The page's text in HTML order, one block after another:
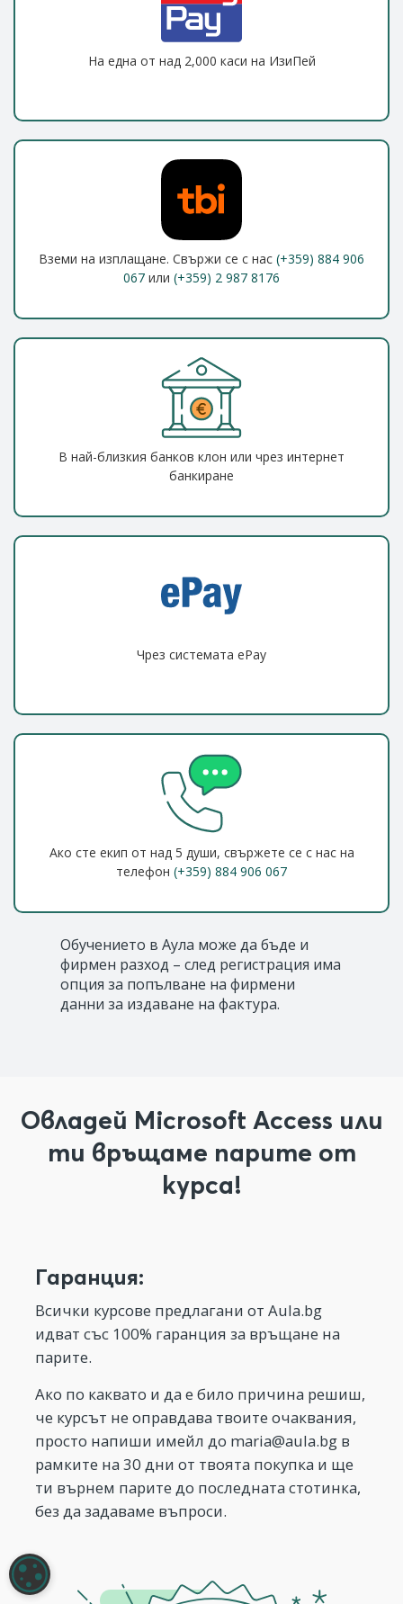
На една от над 2,000 каси на ИзиПей
Вземи на изплащане. Свържи се с нас (+359) 884 906
067 или (+359) 2 987 8176
В най-близкия банков клон или чрез интернет
банкиране
Чрез системата ePay
Ако сте екип от над 5 души, свържете се с нас на
телефон (+359) 884 906 067
Обучението в Аула може да бъде и
фирмен разход – след регистрация има
опция за попълване на фирмени
данни за издаване на фактура.
Овладей Microsoft Access или
ти връщаме парите от
курса!
Гаранция:
Всички курсове предлагани от Aula.bg
идват със 100% гаранция за връщане на
парите.
Ако по каквато и да е било причина решиш,
че курсът не оправдава твоите очаквания,
просто напиши имейл до maria@aula.bg в
рамките на 30 дни от твоята покупка и ще
ти върнем парите до последната стотинка,
без да задаваме въпроси.
НАСТРОЙКИ НА БИСКВИТКИТЕ